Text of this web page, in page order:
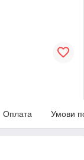
Оплата Умови